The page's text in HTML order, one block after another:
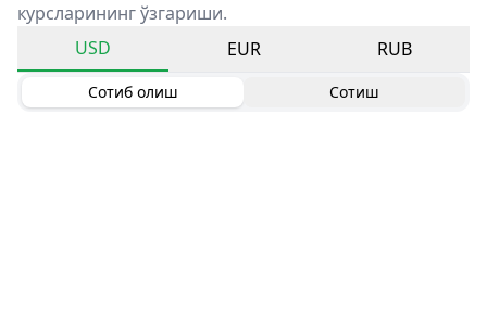
курсларининг ўзгариши.
USD
EUR RUB
Сотиб олиш Сотиш